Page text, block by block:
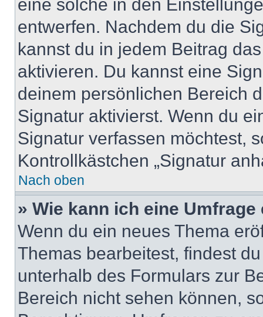
eine solche in den
entwerfen. Nachdem du die
kannst du in jedem Beitrag
aktivieren. Du kannst eine
deinem persönlichen Bereich
Signatur aktivierst. Wenn du
Signatur verfassen möchtest,
Kontrollkästchen „Signatur
Nach oben
» Wie kann ich eine
Wenn du ein neues Thema
Themas bearbeitest, findest
unterhalb des Formulars zur
Bereich nicht sehen können,